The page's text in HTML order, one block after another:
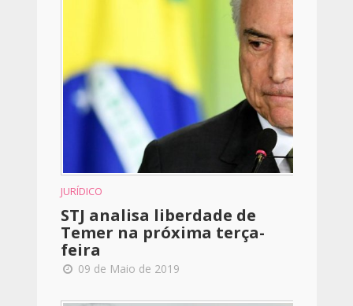
JURÍDICO
STJ analisa liberdade de
Temer na próxima terça-
feira
09 de Maio de 2019